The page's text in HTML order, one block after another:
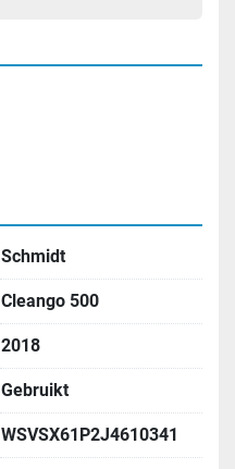
Schmidt
Cleango 500
2018
Gebruikt
WSVSX61P2J4610341